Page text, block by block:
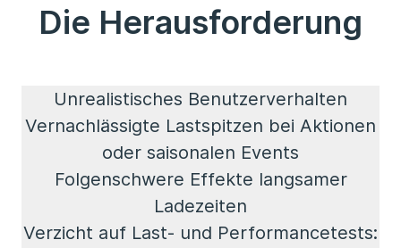
Die Herausforderung
Unrealistisches Benutzerverhalten
Vernachlässigte Lastspitzen bei Aktionen
oder saisonalen Events
Folgenschwere Effekte langsamer
Ladezeiten
Verzicht auf Last- und Performancetests: